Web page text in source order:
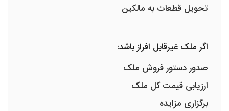
تحویل قطعات به مالکین
اگر ملک غیرقابل افراز باشد:
صدور دستور فروش ملک
ارزیابی قیمت کل ملک
برگزاری مزایده